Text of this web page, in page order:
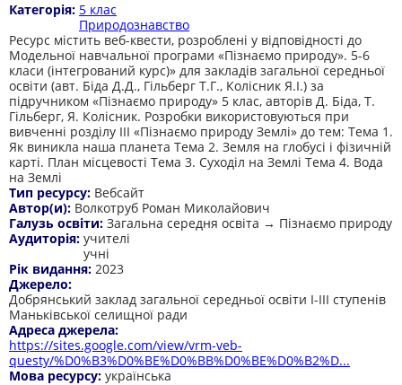
Категорія: 5 клас
Природознавство
Ресурс містить веб-квести, розроблені у відповідності до
Модельної навчальної програми «Пізнаємо природу». 5-6
класи (інтегрований курс)» для закладів загальної середньої
освіти (авт. Біда Д.Д., Гільберг Т.Г., Колісник Я.І.) за
підручником «Пізнаємо природу» 5 клас, авторів Д. Біда, Т.
Гільберг, Я. Колісник. Розробки використовуються при
вивченні розділу ІІІ «Пізнаємо природу Землі» до тем: Тема 1.
Як виникла наша планета Тема 2. Земля на глобусі і фізичній
карті. План місцевості Тема 3. Суходіл на Землі Тема 4. Вода
на Землі
Тип ресурсу: Вебсайт
Автор(и): Волкотруб Роман Миколайович
Галузь освіти: Загальна середня освіта → Пізнаємо природу
Аудиторія: учителі
учні
Рік видання: 2023
Джерело:
Добрянський заклад загальної середньої освіти І-ІІІ ступенів
Маньківської селищної ради
Адреса джерела:
https://sites.google.com/view/vrm-veb-
questy/%D0%B3%D0%BE%D0%BB%D0%BE%D0%B2%D...
Мова ресурсу: українська